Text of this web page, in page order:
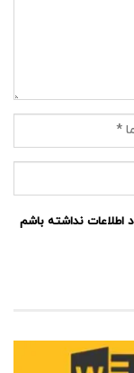
اطلاعات نداشته باشم